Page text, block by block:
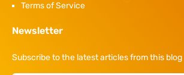
Terms of Service
Newsletter
Subscribe to the latest articles from this